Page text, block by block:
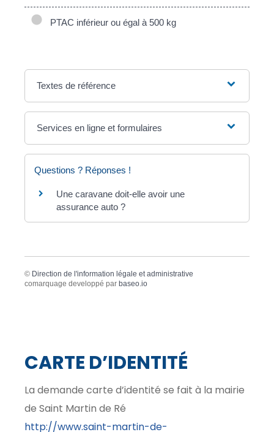
PTAC inférieur ou égal à 500 kg
Textes de référence
Services en ligne et formulaires
Questions ? Réponses !
Une caravane doit-elle avoir une
assurance auto ?
© Direction de l'information légale et administrative
comarquage developpé par baseo.io
CARTE D’IDENTITÉ
La demande carte d’identité se fait à la mairie
de Saint Martin de Ré
http://www.saint-martin-de-